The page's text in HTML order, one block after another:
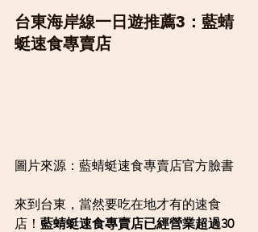
台東海岸線一日遊推薦3：藍蜻
蜓速食專賣店
圖片來源：藍蜻蜓速食專賣店官方臉書
來到台東，當然要吃在地才有的速食
店！ 藍蜻蜓速食專賣店已經營業超過30